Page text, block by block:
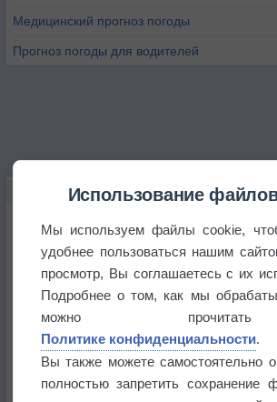
Медицинский прогноз погоды
Прогноз погоды для водителей
НОВОЕ О ПОГОДЕ
+51°
Европейские столицы бьют
Впервые за 155 лет в Лондоне
не выпадал дождь
Лето продолжит щедро
Использование
Мы используем файлы cookie,
удобнее пользоваться нашим
просмотр, Вы соглашаетесь с их
Подробнее о том, как мы
можно
Политике конфиденциальности.
Вы также можете самостоятельно
полностью запретить сохранение